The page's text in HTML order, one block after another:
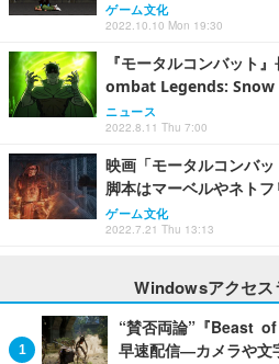
ゲーム文化
2022.10.10 Mon 19:30
『モータルコンバット
ombat Legends: Snow
ニュース
2022.8.11 Thu 7:00
映画「モータルコンバ
脚本はマーベルやネト
ゲーム文化
2022.7.21 Thu 13:13
Windowsアクセス
“賛否両論”『Beast
早速配信―カメラや文